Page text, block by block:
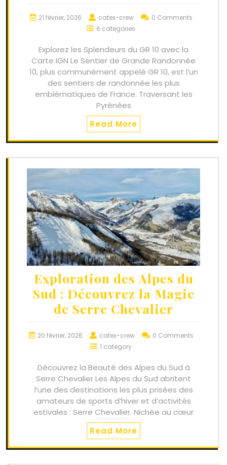
21 février, 2026 catex-crew
0 Comments
6 categories
Explorez les Splendeurs du GR 10 avec la
Carte IGN Le Sentier de Grande Randonnée
10, plus communément appelé GR 10, est l’un
des sentiers de randonnée les plus
emblématiques de France. Traversant les
Pyrénées
Read More
Exploration des Alpes du
Sud : Découvrez la Magie
de Serre Chevalier
20 février, 2026 catex-crew
0 Comments
1 category
Découvrez la Beauté des Alpes du Sud à
Serre Chevalier Les Alpes du Sud abritent
l’une des destinations les plus prisées des
amateurs de sports d’hiver et d’activités
estivales : Serre Chevalier. Nichée au cœur
Read More